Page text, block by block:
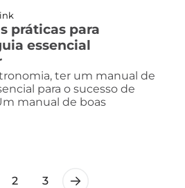
práticas para
essencial
ter um manual de
para o sucesso de
manual de boas
2 3